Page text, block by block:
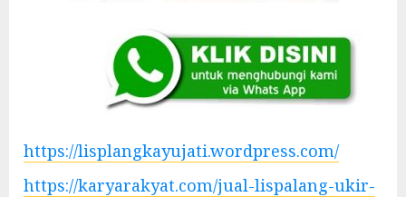
https://lisplangkayujati.wordpress.com/
https://karyarakyat.com/jual-lispalang-ukir-